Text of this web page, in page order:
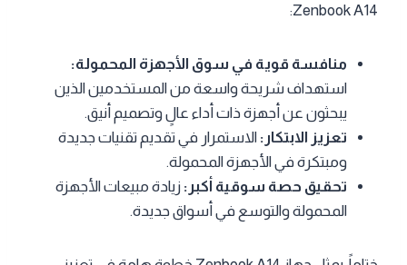
Zenbook A14:
منافسة قوية في سوق الأجهزة المحمولة:
استهداف شريحة واسعة من المستخدمين الذين
يبحثون عن أجهزة ذات أداء عالٍ وتصميم أنيق.
تعزيز الابتكار: الاستمرار في تقديم تقنيات جديدة
ومبتكرة في الأجهزة المحمولة.
تحقيق حصة سوقية أكبر: زيادة مبيعات الأجهزة
المحمولة والتوسع في أسواق جديدة.